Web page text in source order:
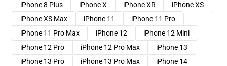
iPhone 8 Plus
iPhone X iPhone XR
iPhone XS
iPhone XS Max
iPhone 11
iPhone 11 Pro
iPhone 11 Pro Max
iPhone 12
iPhone 12 Mini
iPhone 12 Pro
iPhone 12 Pro Max
iPhone 13
iPhone 13 Pro
iPhone 13 Pro Max
iPhone 14